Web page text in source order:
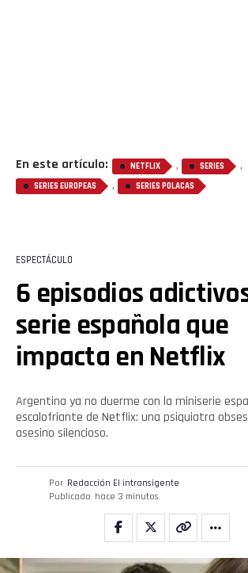
En este artículo: NETFLIX , SERIES ,
SERIES EUROPEAS , SERIES POLACAS
ESPECTÁCULO
6 episodios
serie española que
impacta en Netflix
Argentina ya no duerme con la miniserie
escalofriante de Netflix: una psiquiatra
asesino silencioso.
Por Redacción El intransigente
Publicado hace 3 minutos